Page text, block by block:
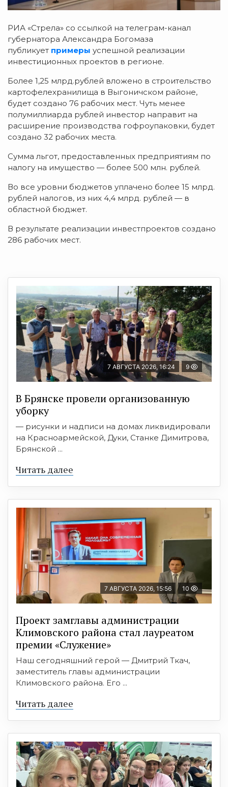
РИА «Стрела» со ссылкой на телеграм-канал
губернатора Александра Богомаза
публикует примеры успешной реализации
инвестиционных проектов в регионе.
Более 1,25 млрд.рублей вложено в строительство
картофелехранилища в Выгоничском районе,
будет создано 76 рабочих мест. Чуть менее
полумиллиарда рублей инвестор направит на
расширение производства гофроупаковки, будет
создано 32 рабочих места.
Сумма льгот, предоставленных предприятиям по
налогу на имущество — более 500 млн. рублей.
Во все уровни бюджетов уплачено более 15 млрд.
рублей налогов, из них 4,4 млрд. рублей — в
областной бюджет.
В результате реализации инвестпроектов создано
286 рабочих мест.
7 АВГУСТА 2026, 16:24 9
В Брянске провели организованную
уборку
— рисунки и надписи на домах ликвидировали
на Красноармейской, Дуки, Станке Димитрова,
Брянской ...
Читать далее
7 АВГУСТА 2026, 15:56 10
Проект замглавы администрации
Климовского района стал лауреатом
премии «Служение»
Наш сегодняшний герой — Дмитрий Ткач,
заместитель главы администрации
Климовского района. Его ...
Читать далее